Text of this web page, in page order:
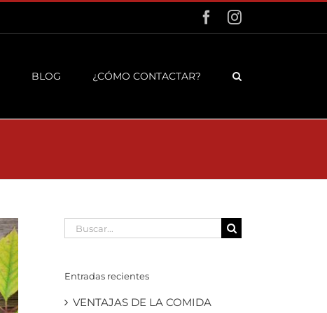
FacebookInstagram
BLOG ¿CÓMO CONTACTAR?
Buscar:
Entradas recientes
VENTAJAS DE LA COMIDA